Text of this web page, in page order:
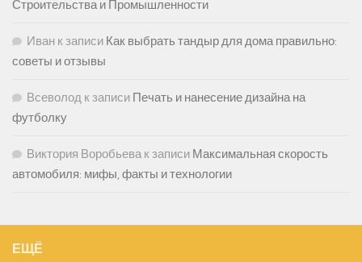
Строительства и Промышленности
Иван к записи Как выбрать тандыр для дома правильно:
советы и отзывы
Всеволод к записи Печать и нанесение дизайна на
футболку
Виктория Воробьевак записи Максимальная скорость
автомобиля: мифы, факты и технологии
ЕЩЁ